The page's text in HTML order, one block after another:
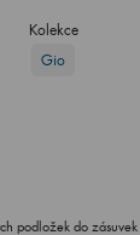
Kolekce
Gio
podložek do